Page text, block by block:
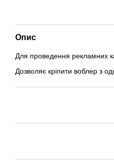
Опис
Для проведення рекламних
Дозволяє кріпити воблер з